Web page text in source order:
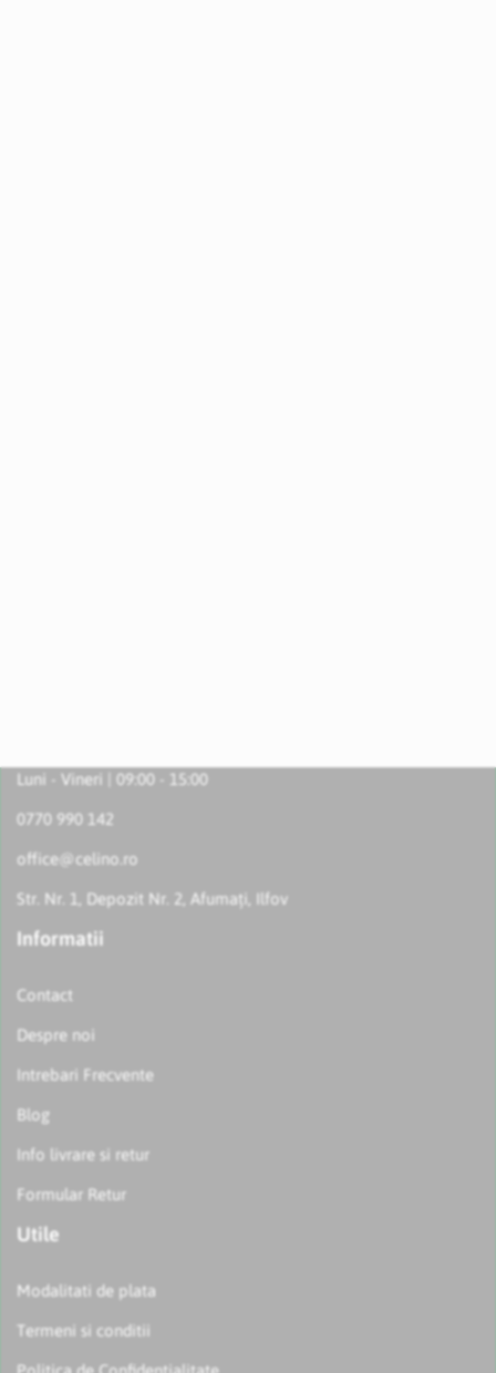
Luni - Vineri | 09:00 - 15:00
0770 990 142
office@celino.ro
Str. Nr. 1, Depozit Nr. 2, Afumați, Ilfov
Informatii
Contact
Despre noi
Intrebari Frecvente
Blog
Info livrare si retur
Formular Retur
Utile
Modalitati de plata
Termeni si conditii